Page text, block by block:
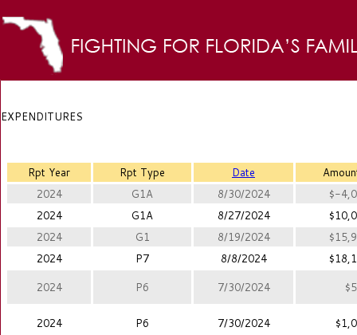
EXPENDITURES
Rpt Year Rpt Type Date
2024
G1A 8/30/2024
$-
2024
G1A 8/27/2024
2024
G1 8/19/2024
2024
P7 8/8/2024
2024
P6 7/30/2024
2024 P6 7/30/2024